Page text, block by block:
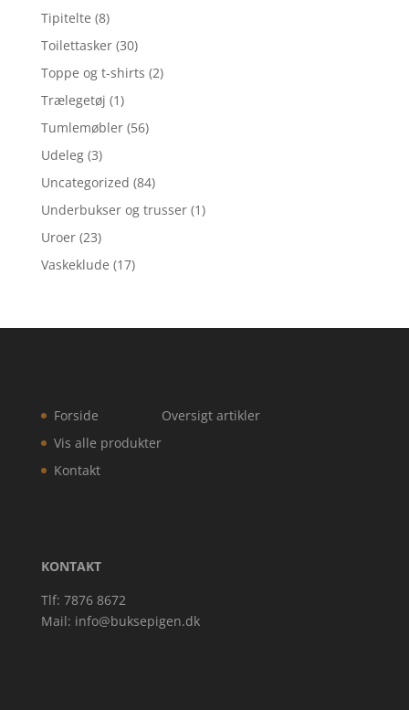
Tipitelte (8)
Toilettasker (30)
Toppe og t-shirts (2)
Trælegetøj (1)
Tumlemøbler (56)
Udeleg (3)
Uncategorized (84)
Underbukser og trusser (1)
Uroer (23)
Vaskeklude (17)
Forside
Vis alle produkter
Kontakt
Oversigt artikler
KONTAKT
Tlf: 7876 8672
Mail: info@buksepigen.dk